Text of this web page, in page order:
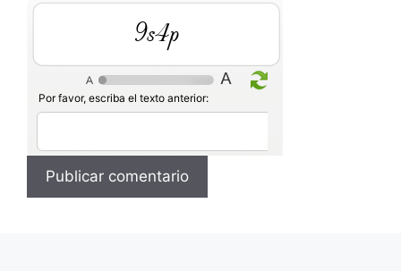
ls10
Por favor, escriba el texto anterior: